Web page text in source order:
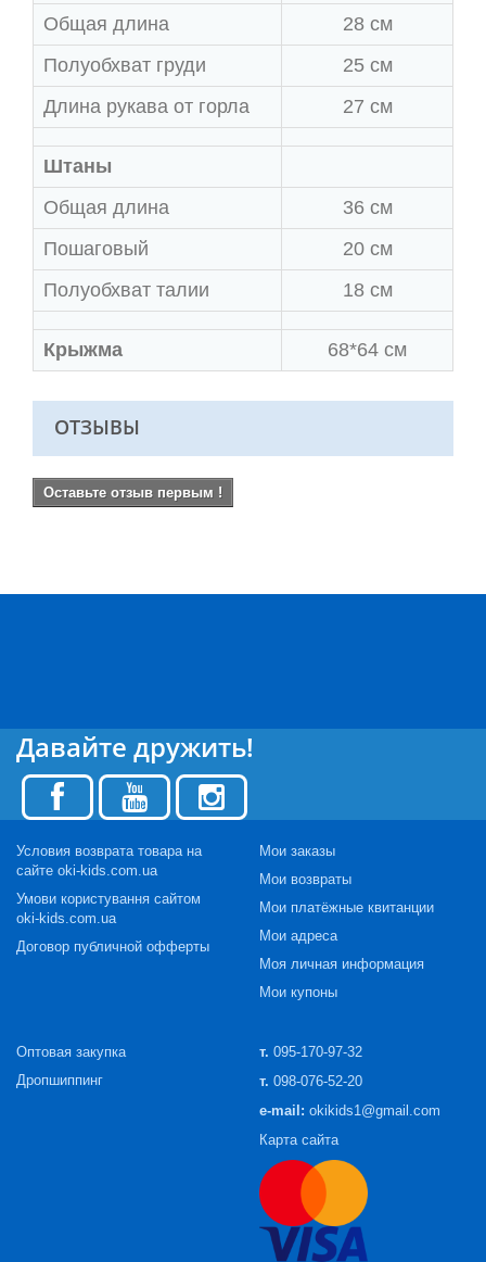
Общая длина
28 см
Полуобхват груди
25 см
Длина рукава от горла
27 см
Штаны
Общая длина
36 см
Пошаговый
20 см
Полуобхват талии
18 см
Крыжма 68*64 см
ОТЗЫВЫ
Оставьте отзыв первым !
Давайте дружить!
Условия возврата товара на
сайте oki-kids.com.ua
Умови користування сайтом
oki-kids.com.ua
Договор публичной офферты
Мои заказы
Мои возвраты
Мои платёжные квитанции
Мои адреса
Моя личная информация
Мои купоны
Оптовая закупка
Дропшиппинг
т. 095-170-97-32
т. 098-076-52-20
e-mail: okikids1@gmail.com
Карта сайта